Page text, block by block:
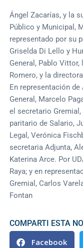
Ángel Zacarías, y la
Público y Municipal,
representado por su
Griselda Di Lello y
General, Pablo
Romero, y la
En representación
General, Marcelo
el secretario
paritario de Salario,
Legal, Verónica
secretaria Adjunta,
Katerina Arce. Por
Raya; y en
Gremial, Carlos
Fontan
COMPARTI ESTA
Facebook